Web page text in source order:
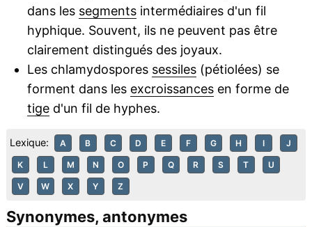
dans les segmentsintermédiaires d'un fil
hyphique. Souvent, ils ne peuvent pas être
clairement distingués des joyaux.
Les chlamydospores sessiles(pétiolées) se
forment dans les excroissancesen forme de
tiged'un fil de hyphes.
Lexique: A B C D E F G H I J
K L M N O P Q R S T U
V W X Y Z
Synonymes, antonymes